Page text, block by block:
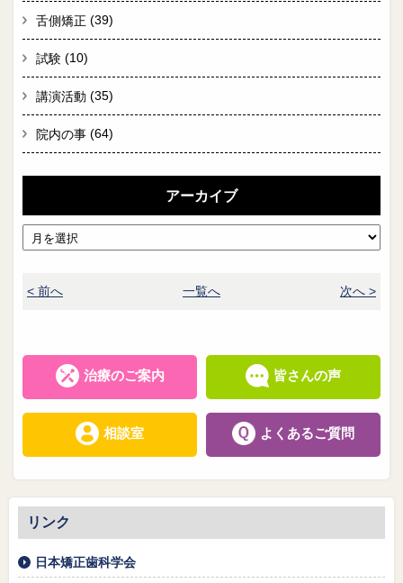
舌側矯正 (39)
試験 (10)
講演活動 (35)
院内の事 (64)
アーカイブ
< 前へ 一覧へ 次へ >
治療のご案内 皆さんの声
相談室 よくあるご質問
リンク
日本矯正歯科学会